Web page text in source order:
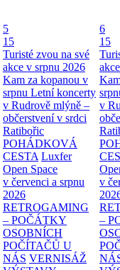
5
15
Turisté zvou na své
akce v srpnu 2026
Kam za kopanou v
srpnu Letní koncerty
v Rudrově mlýně –
občerstvení v srdci
Ratibořic
POHÁDKOVÁ
CESTA Luxfer
Open Space
v červenci a srpnu
2026
RETROGAMING
– POČÁTKY
OSOBNÍCH
POČÍTAČŮ U
NÁS VERNISÁŽ
6
15
v
v
–